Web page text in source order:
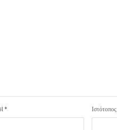
* Ιστότοπος